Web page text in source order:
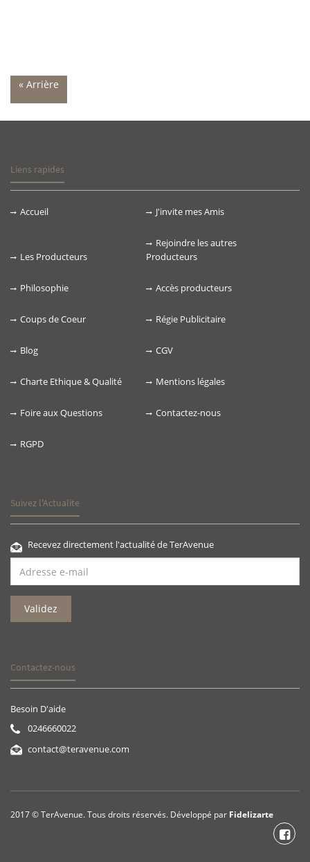
« Arrière
Liens rapides
Accueil J'invite mes Amis
Les Producteurs
Rejoindre les autres
Producteurs
Philosophie Accès producteurs
Coups de Coeur Régie Publicitaire
Blog CGV
Charte Ethique & Qualité Mentions légales
Foire aux Questions Contactez-nous
RGPD
Suivez l'Actualite
Recevez directement l'actualité de TerAvenue
Contactez-nous
Besoin D'aide
0246660022
contact@teravenue.com
2017 © TerAvenue. Tous droits réservés. Développé par Fidelizarte